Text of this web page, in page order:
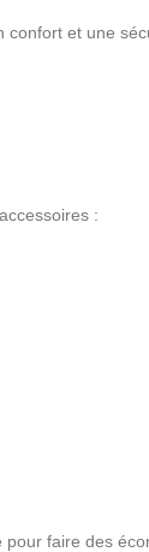
confort et une
:
faire des